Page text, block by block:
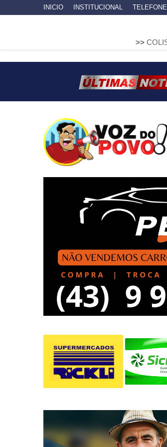
INICIO INSTITUCIONAL
COLISÃO